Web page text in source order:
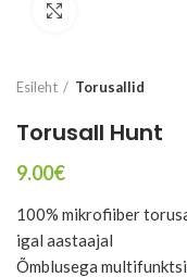
Esileht Torusallid
Torusall Hunt
9.00€
100% mikrofiiber
igal aastaajal
Õmblusega